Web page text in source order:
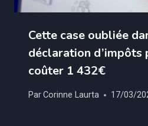
Cette case oubliée
déclaration d’impôts
coûter 1 432€
ParCorinne Laurta 17/03/